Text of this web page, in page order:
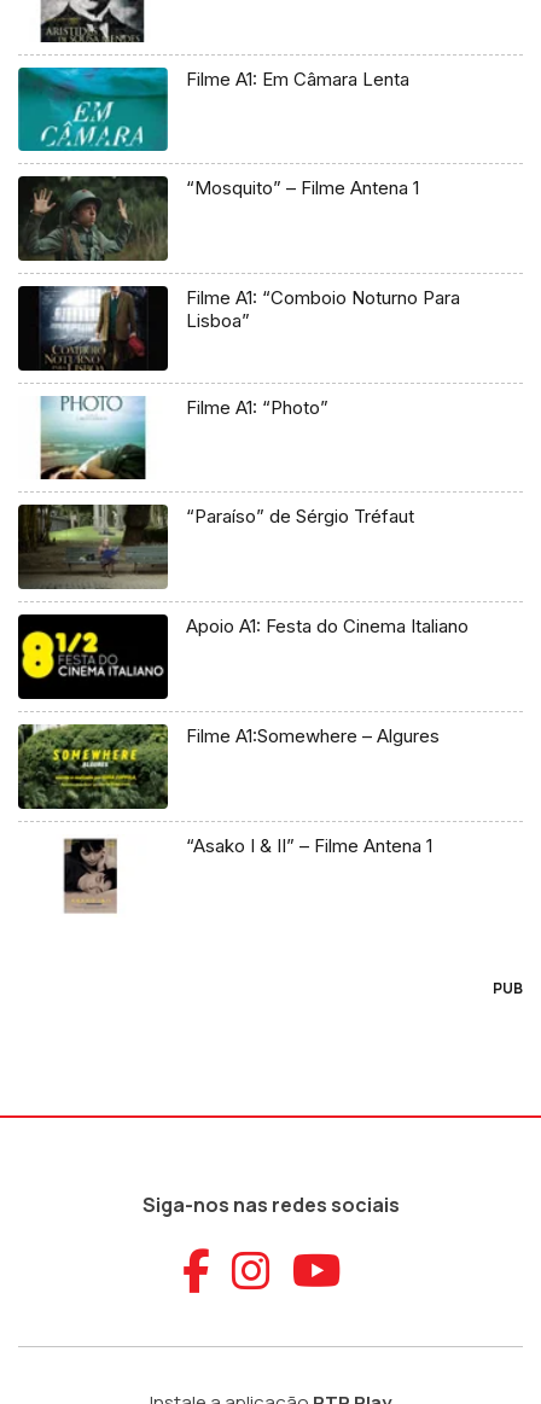
Filme A1: Em Câmara Lenta
“Mosquito” – Filme Antena 1
Filme A1: “Comboio Noturno Para
Lisboa”
Filme A1: “Photo”
“Paraíso” de Sérgio Tréfaut
Apoio A1: Festa do Cinema Italiano
Filme A1:Somewhere – Algures
“Asako I & II” – Filme Antena 1
PUB
Siga-nos nas redes sociais
Aceder ao
Aceder ao
Aceder